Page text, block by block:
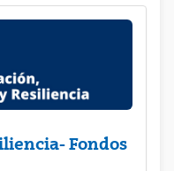
Fondos